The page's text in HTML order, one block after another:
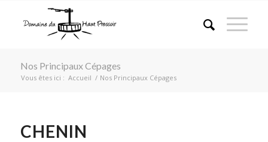
Nos Principaux Cépages
Vous êtes ici : Accueil / Nos Principaux Cépages
CHENIN